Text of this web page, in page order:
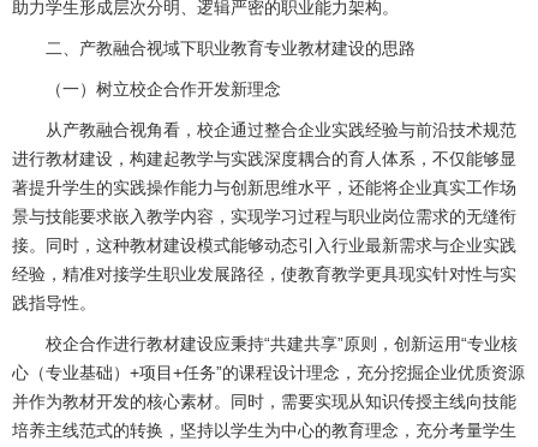
助力学生形成层次分明、逻辑严密的职业能力架构。
二、产教融合视域下职业教育专业教材建设的思路
（一）树立校企合作开发新理念
从产教融合视角看，校企通过整合企业实践经验与前沿技术规范
进行教材建设，构建起教学与实践深度耦合的育人体系，不仅能够显
著提升学生的实践操作能力与创新思维水平，还能将企业真实工作场
景与技能要求嵌入教学内容，实现学习过程与职业岗位需求的无缝衔
接。同时，这种教材建设模式能够动态引入行业最新需求与企业实践
经验，精准对接学生职业发展路径，使教育教学更具现实针对性与实
践指导性。
校企合作进行教材建设应秉持“共建共享”原则，创新运用“专业核
心（专业基础）+项目+任务”的课程设计理念，充分挖掘企业优质资源
并作为教材开发的核心素材。同时，需要实现从知识传授主线向技能
培养主线范式的转换，坚持以学生为中心的教育理念，充分考量学生